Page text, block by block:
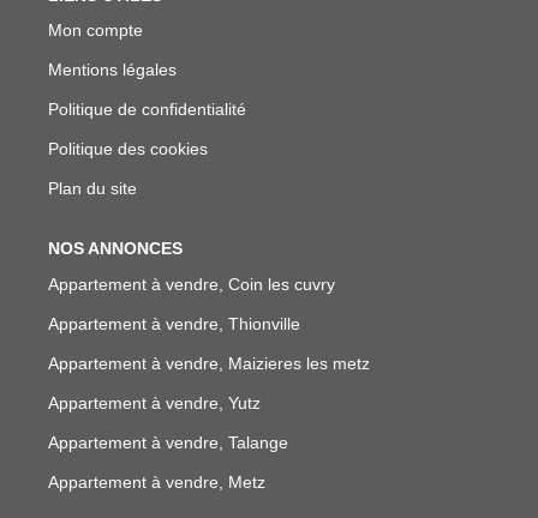
Mon compte
Mentions légales
Politique de confidentialité
Politique des cookies
Plan du site
NOS ANNONCES
Appartement à vendre, Coin les cuvry
Appartement à vendre, Thionville
Appartement à vendre, Maizieres les metz
Appartement à vendre, Yutz
Appartement à vendre, Talange
Appartement à vendre, Metz